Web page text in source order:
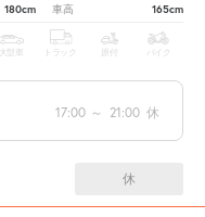
180cm 車高 165cm
大型車 トラック 原付 バイク
17:00 ～ 21:00 休
休